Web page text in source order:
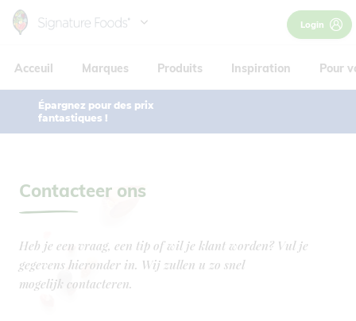
Skip
main
content
Login
Acceuil Marques Produits Inspiration Pour
Épargnez pour des prix
fantastiques !
Contacteer ons
Heb je een vraag, een tip of wil je klant worden? Vul je
gegevens hieronder in. Wij zullen u zo snel
mogelijk contacteren.